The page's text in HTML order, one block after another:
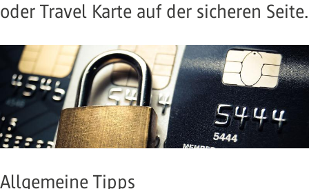
oder Travel Karte auf der sicheren Seite.
Allgemeine Tipps